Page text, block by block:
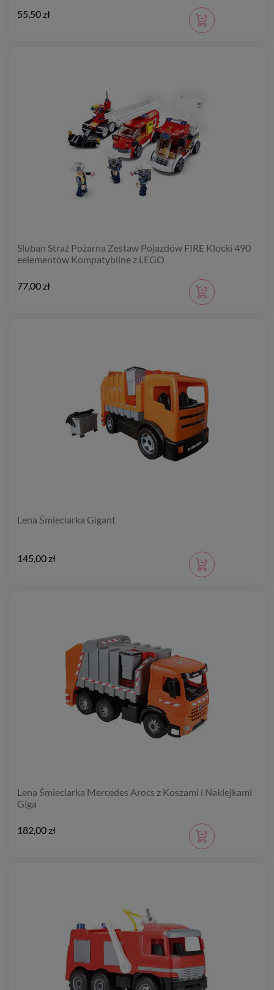
55,50 zł
Sluban Straż Pożarna Zestaw Pojazdów FIRE Klocki 490
eelementów Kompatybilne z LEGO
77,00 zł
Lena Śmieciarka Gigant
145,00 zł
Lena Śmieciarka Mercedes Arocs z Koszami i Naklejkami
Giga
182,00 zł